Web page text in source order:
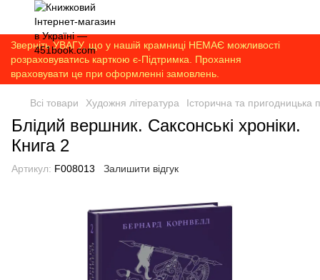
Зверніть УВАГУ, що у нашій крамниці НЕМАЄ можливості
розраховуватись карткою є-Підтримка. Прохання
враховувати це при оформленні замовлень.
Всі товари Художня література Історична та пригодницька
Блідий вершник. Саксонські хроніки.
Книга 2
Артикул: F008013 Залишити відгук